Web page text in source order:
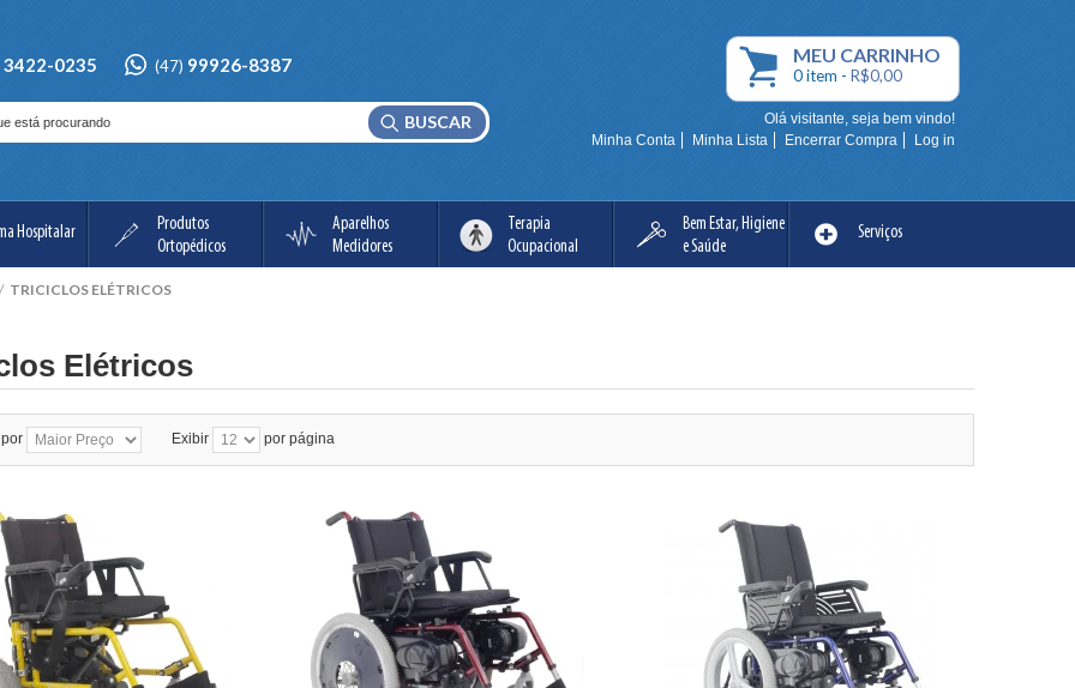
3422-0235 (47) 99926-8387
BUSCAR
MEU CARRINHO
0item - R$0,00
Olá visitante, seja bem vindo!
Minha Conta
Minha Lista Encerrar Compra Log in
Hospitalar
Produtos
Ortopédicos
Aparelhos
Medidores
Terapia
Ocupacional
Bem Estar, Higiene
e Saúde
Serviços
/ TRICICLOS ELÉTRICOS
Elétricos
Exibir por página